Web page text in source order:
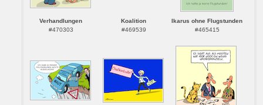
Verhandlungen
#470303
Koalition
#469539
Ikarus ohne Flugstunden
#465415